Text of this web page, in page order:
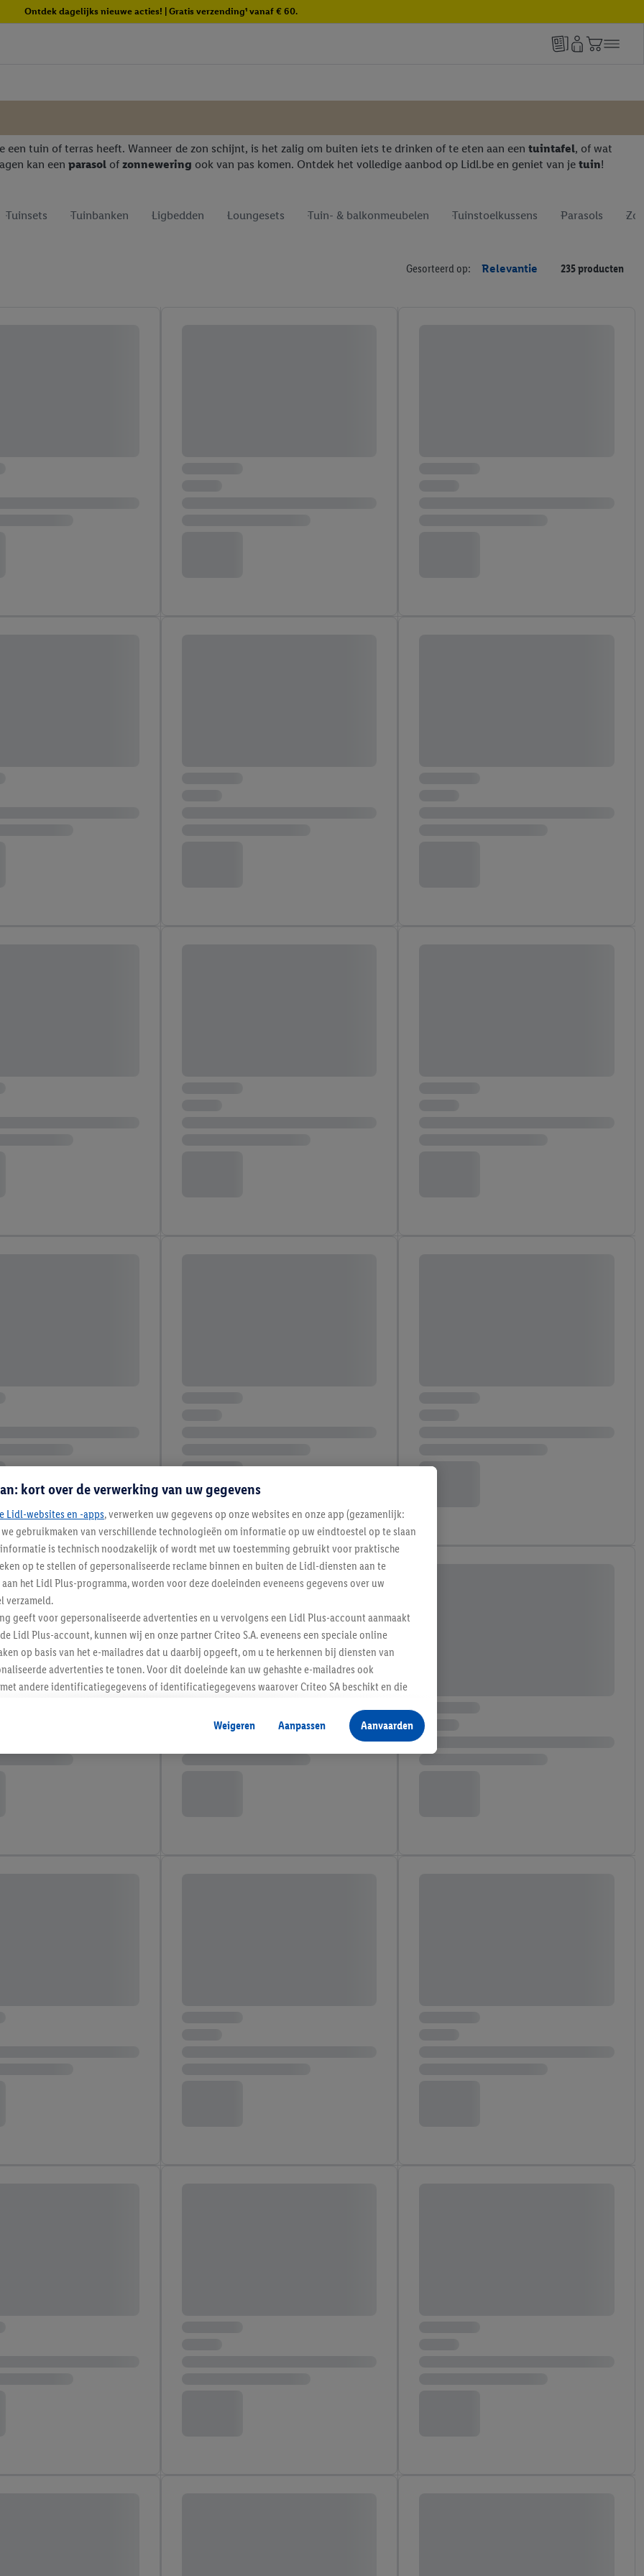
Ontdek dagelijks nieuwe acties! | Gratis verzending¹ vanaf € 60.
een tuin of terras heeft. Wanneer de zon schijnt, is het zalig om buiten iets te drinken of te eten aan een tuintafel, of wat
kan een parasol of zonnewering ook van pas komen. Ontdek het volledige aanbod op Lidl.be en geniet van je tuin!
Tuinsets Tuinbanken Ligbedden Loungesets Tuin- & balkonmeubelen Tuinstoelkussens Parasols
Gesorteerd op: Relevantie 235 producten
kort over de verwerking van uw gegevens
Lidl-websites en -apps, verwerken uw gegevens op onze websites en onze app (gezamenlijk:
gebruikmaken van verschillende technologieën om informatie op uw eindtoestel op te slaan
is technisch noodzakelijk of wordt met uw toestemming gebruikt voor praktische
op te stellen of gepersonaliseerde reclame binnen en buiten de Lidl-diensten aan te
het Lidl Plus-programma, worden voor deze doeleinden eveneens gegevens over uw
verzameld.
geeft voor gepersonaliseerde advertenties en u vervolgens een Lidl Plus-account aanmaakt
Lidl Plus-account, kunnen wij en onze partner Criteo S.A. eveneens een speciale online
op basis van het e-mailadres dat u daarbij opgeeft, om u te herkennen bij diensten van
advertenties te tonen. Voor dit doeleinde kan uw gehashte e-mailadres ook
andere identificatiegegevens of identificatiegegevens waarover Criteo SA beschikt en die
kunnen advertenties in het kader van retargeting, d.w.z. advertenties voor producten waarin
(bijvoorbeeld door het product in de webshop aan uw winkelmandje toe te voegen, maar het
apparaten en verschillende Lidl-diensten worden weergegeven als er met behulp
Weigeren Aanpassen Aanvaarden